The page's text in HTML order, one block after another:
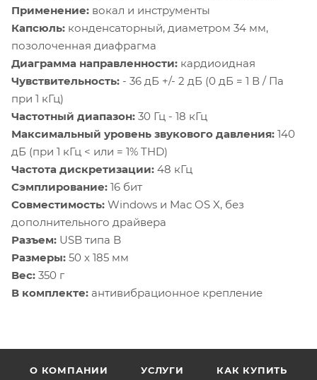
Применение: вокал и инструменты
Капсюль: конденсаторный, диаметром 34 мм,
позолоченная диафрагма
Диаграмма направленности: кардиоидная
Чувствительность: - 36 дБ +/- 2 дБ (0 дБ = 1 В / Па
при 1 кГц)
Частотный диапазон: 30 Гц - 18 кГц
Максимальный уровень звукового давления: 140
дБ (при 1 кГц < или = 1% THD)
Частота дискретизации: 48 кГц
Сэмплирование: 16 бит
Совместимость: Windows и Mac OS X, без
дополнительного драйвера
Разъем: USB типа B
Размеры: 50 х 185 мм
Вес: 350 г
В комплекте: антивибрационное крепление
О КОМПАНИИ УСЛУГИ КАК КУПИТЬ